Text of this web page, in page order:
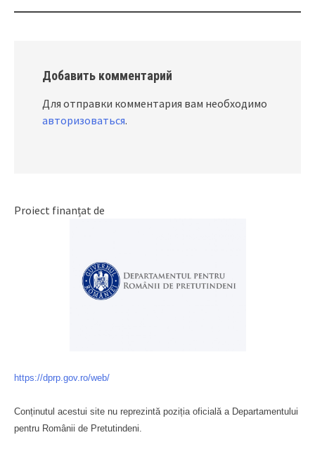
Добавить комментарий
Для отправки комментария вам необходимо
авторизоваться.
Proiect finanțat de
https://dprp.gov.ro/web/
Conținutul acestui site nu reprezintă poziția oficială a Departamentului
pentru Românii de Pretutindeni.